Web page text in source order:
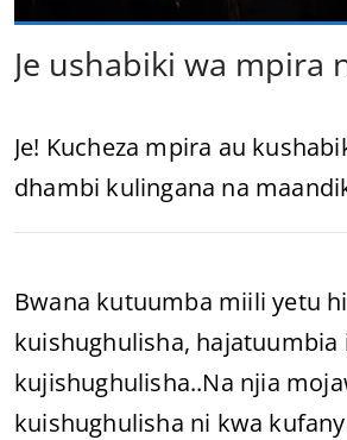
Je ushabiki wa mpira
Je! Kucheza mpira au
dhambi kulingana na
Bwana kutuumba miili yetu
kuishughulisha, hajatuumbia
kujishughulisha..Na njia
kuishughulisha ni kwa